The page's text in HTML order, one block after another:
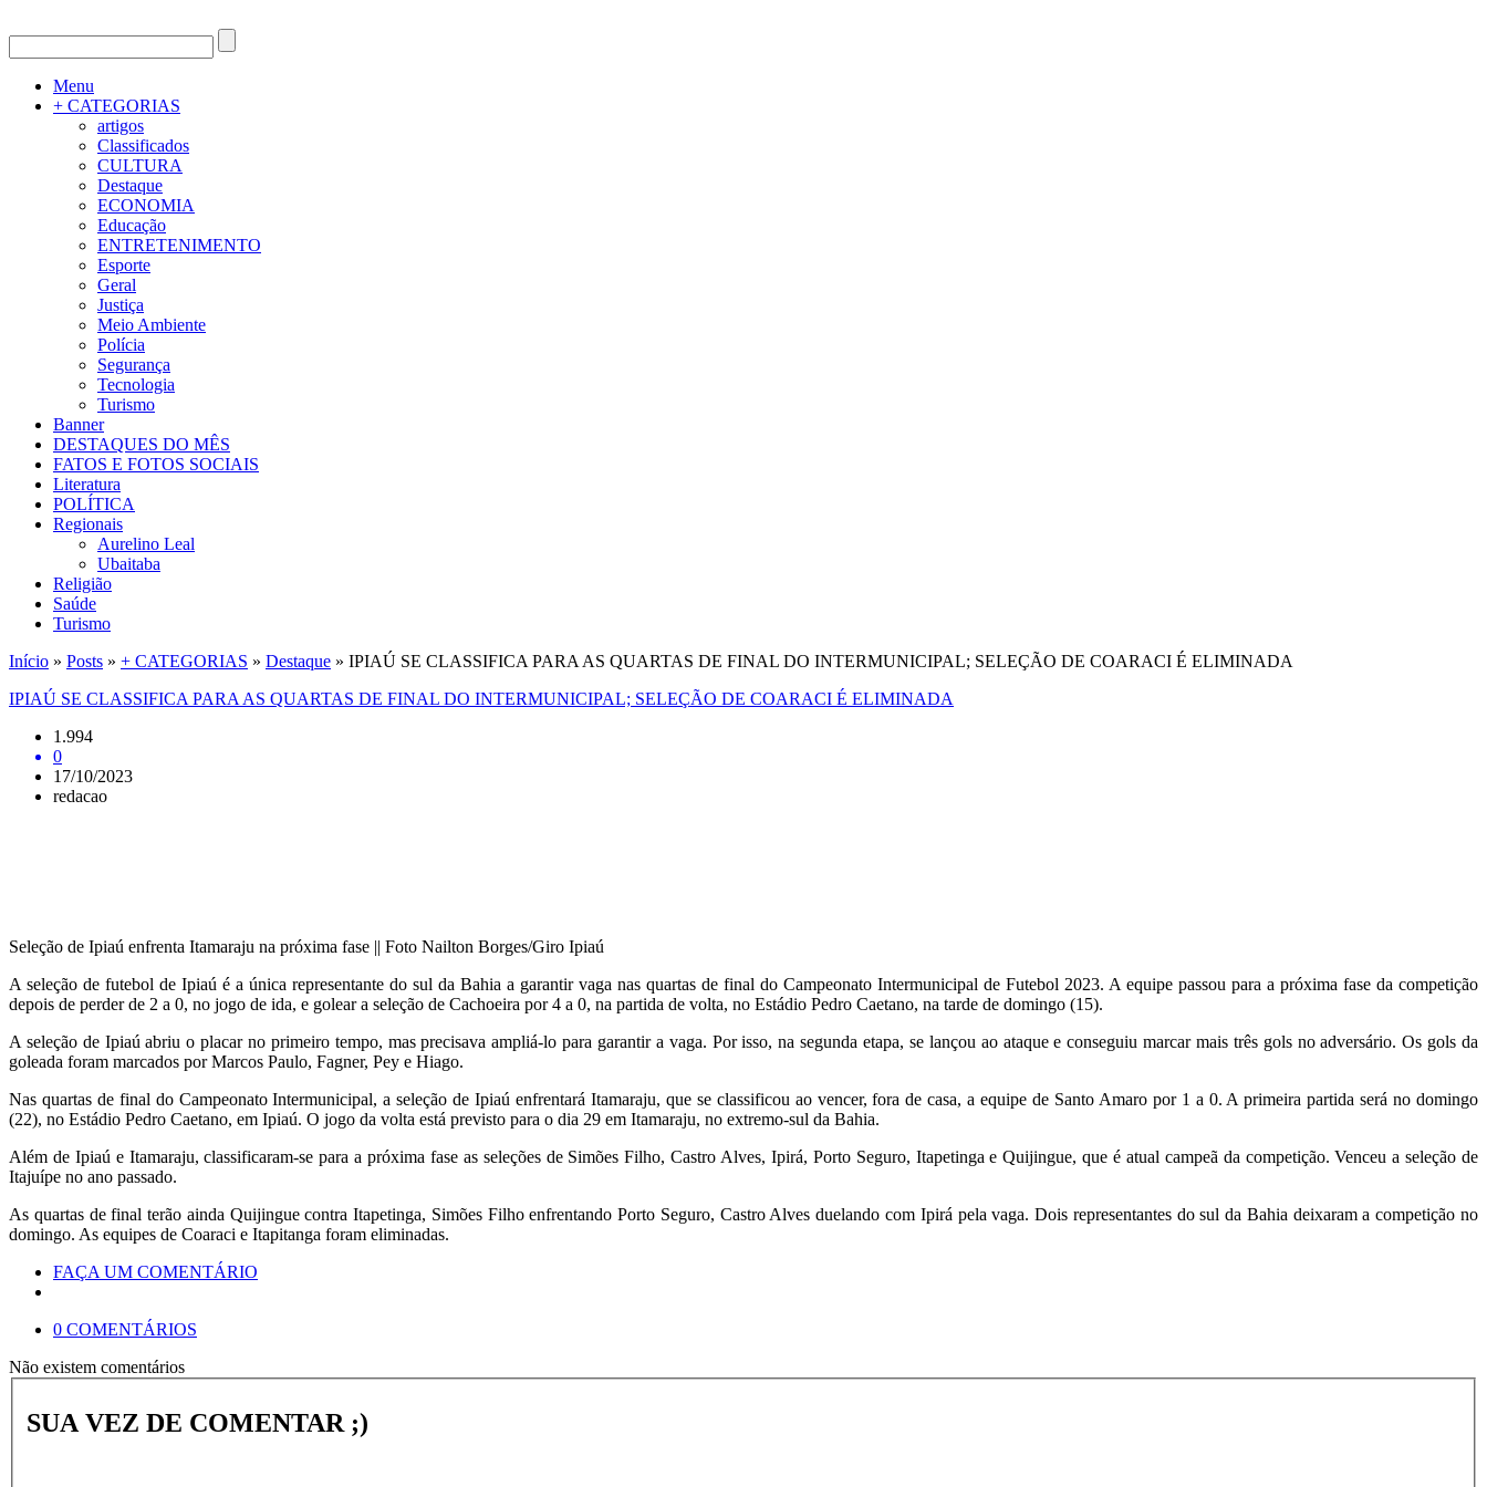
Menu
+ CATEGORIAS
artigos
Classificados
CULTURA
Destaque
ECONOMIA
Educação
ENTRETENIMENTO
Esporte
Geral
Justiça
Meio Ambiente
Polícia
Segurança
Tecnologia
Turismo
Banner
DESTAQUES DO MÊS
FATOS E FOTOS SOCIAIS
Literatura
POLÍTICA
Regionais
Aurelino Leal
Ubaitaba
Religião
Saúde
Turismo
Início » Posts » + CATEGORIAS » Destaque » IPIAÚ SE CLASSIFICA PARA AS QUARTAS DE FINAL DO INTERMUNICIPAL; SELEÇÃO DE COARACI É ELIMINADA
IPIAÚ SE CLASSIFICA PARA AS QUARTAS DE FINAL DO INTERMUNICIPAL; SELEÇÃO DE COARACI É ELIMINADA
1.994
0
17/10/2023
redacao
Seleção de Ipiaú enfrenta Itamaraju na próxima fase || Foto Nailton Borges/Giro Ipiaú
A seleção de futebol de Ipiaú é a única representante do sul da Bahia a garantir vaga nas quartas de final do Campeonato Intermunicipal de Futebol 2023. A equipe passou para a próxima fase da competição
depois de perder de 2 a 0, no jogo de ida, e golear a seleção de Cachoeira por 4 a 0, na partida de volta, no Estádio Pedro Caetano, na tarde de domingo (15).
A seleção de Ipiaú abriu o placar no primeiro tempo, mas precisava ampliá-lo para garantir a vaga. Por isso, na segunda etapa, se lançou ao ataque e conseguiu marcar mais três gols no adversário. Os gols da
goleada foram marcados por Marcos Paulo, Fagner, Pey e Hiago.
Nas quartas de final do Campeonato Intermunicipal, a seleção de Ipiaú enfrentará Itamaraju, que se classificou ao vencer, fora de casa, a equipe de Santo Amaro por 1 a 0. A primeira partida será no domingo
(22), no Estádio Pedro Caetano, em Ipiaú. O jogo da volta está previsto para o dia 29 em Itamaraju, no extremo-sul da Bahia.
Além de Ipiaú e Itamaraju, classificaram-se para a próxima fase as seleções de Simões Filho, Castro Alves, Ipirá, Porto Seguro, Itapetinga e Quijingue, que é atual campeã da competição. Venceu a seleção de
Itajuípe no ano passado.
As quartas de final terão ainda Quijingue contra Itapetinga, Simões Filho enfrentando Porto Seguro, Castro Alves duelando com Ipirá pela vaga. Dois representantes do sul da Bahia deixaram a competição no
domingo. As equipes de Coaraci e Itapitanga foram eliminadas.
FAÇA UM COMENTÁRIO
0 COMENTÁRIOS
Não existem comentários
SUA VEZ DE COMENTAR ;)